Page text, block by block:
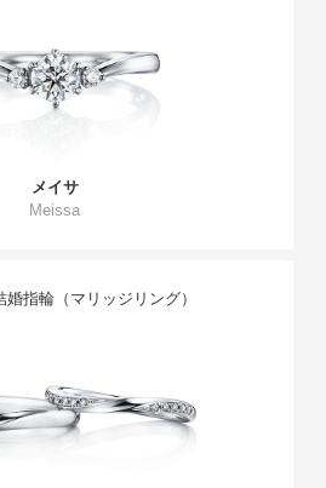
メイサ
Meissa
婚指輪（マリッジリング）